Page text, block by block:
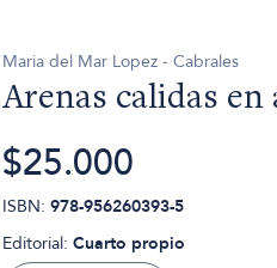
Maria del Mar Lopez - Cabrales
Arenas calidas en
$25.000
ISBN: 978-956260393-5
Editorial: Cuarto propio